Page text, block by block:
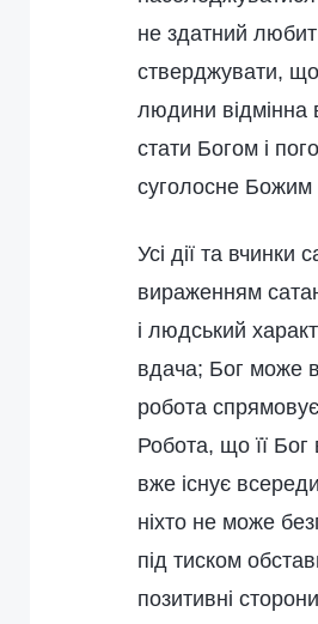
не здатний
стверджувати,
людини відмінна
стати Богом і
суголосне
Усі дії та
вираженням
і людський
вдача; Бог може
робота
Робота, що її
вже існує
ніхто не може
під тиском
позитивні